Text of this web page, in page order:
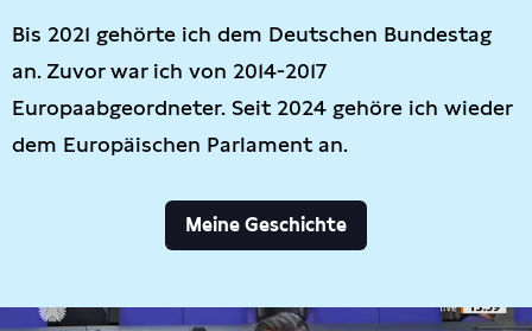
Bis 2021 gehörte ich dem Deutschen Bundestag
an. Zuvor war ich von 2014-2017
Europaabgeordneter. Seit 2024 gehöre ich wieder
dem Europäischen Parlament an.
Meine Geschichte